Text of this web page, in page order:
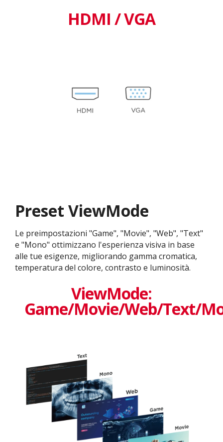
HDMI / VGA
Preset ViewMode
Le preimpostazioni "Game", "Movie", "Web", "Text"
e "Mono" ottimizzano l'esperienza visiva in base
alle tue esigenze, migliorando gamma cromatica,
temperatura del colore, contrasto e luminosità.
ViewMode:
Game/Movie/Web/Text/